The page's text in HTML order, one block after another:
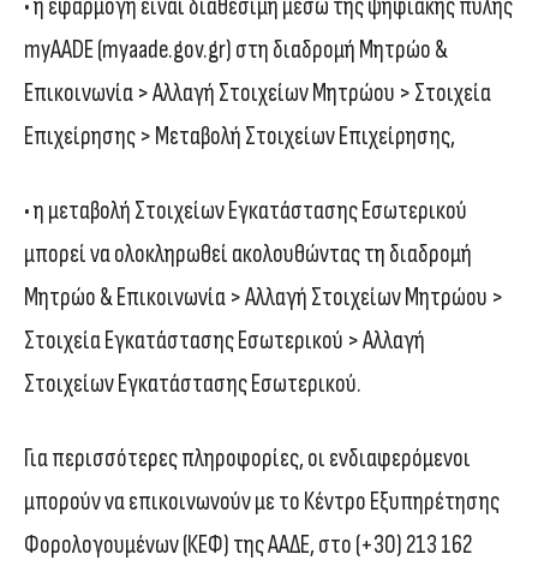
• η εφαρμογή είναι διαθέσιμη μέσω της ψηφιακής πύλης
myAADE (myaade.gov.gr) στη διαδρομή Μητρώο &
Επικοινωνία > Αλλαγή Στοιχείων Μητρώου > Στοιχεία
Επιχείρησης > Μεταβολή Στοιχείων Επιχείρησης,
• η μεταβολή Στοιχείων Εγκατάστασης Εσωτερικού
μπορεί να ολοκληρωθεί ακολουθώντας τη διαδρομή
Μητρώο & Επικοινωνία > Αλλαγή Στοιχείων Μητρώου >
Στοιχεία Εγκατάστασης Εσωτερικού > Αλλαγή
Στοιχείων Εγκατάστασης Εσωτερικού.
Για περισσότερες πληροφορίες, οι ενδιαφερόμενοι
μπορούν να επικοινωνούν με το Κέντρο Εξυπηρέτησης
Φορολογουμένων (ΚΕΦ) της ΑΑΔΕ, στο (+30) 213 162